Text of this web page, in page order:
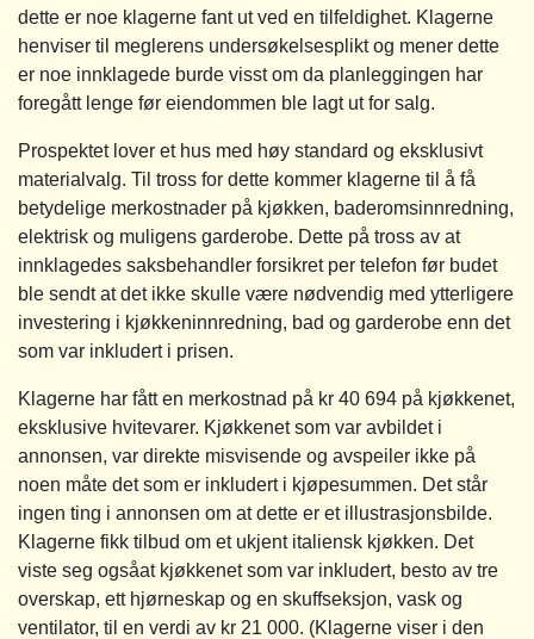
dette er noe klagerne fant ut ved en tilfeldighet. Klagerne
henviser til meglerens undersøkelsesplikt og mener dette
er noe innklagede burde visst om da planleggingen har
foregått lenge før eiendommen ble lagt ut for salg.
Prospektet lover et hus med høy standard og eksklusivt
materialvalg. Til tross for dette kommer klagerne til å få
betydelige merkostnader på kjøkken, baderomsinnredning,
elektrisk og muligens garderobe. Dette på tross av at
innklagedes saksbehandler forsikret per telefon før budet
ble sendt at det ikke skulle være nødvendig med ytterligere
investering i kjøkkeninnredning, bad og garderobe enn det
som var inkludert i prisen.
Klagerne har fått en merkostnad på kr 40 694 på kjøkkenet,
eksklusive hvitevarer. Kjøkkenet som var avbildet i
annonsen, var direkte misvisende og avspeiler ikke på
noen måte det som er inkludert i kjøpesummen. Det står
ingen ting i annonsen om at dette er et illustrasjonsbilde.
Klagerne fikk tilbud om et ukjent italiensk kjøkken. Det
viste seg ogsåat kjøkkenet som var inkludert, besto av tre
overskap, ett hjørneskap og en skuffseksjon, vask og
ventilator, til en verdi av kr 21 000. (Klagerne viser i den